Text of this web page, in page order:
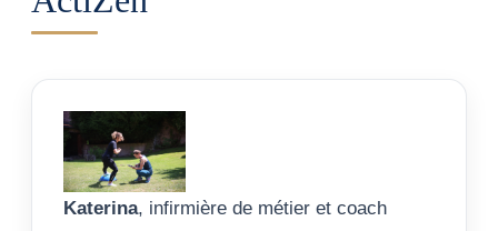
Katerina, infirmière de métier et coach